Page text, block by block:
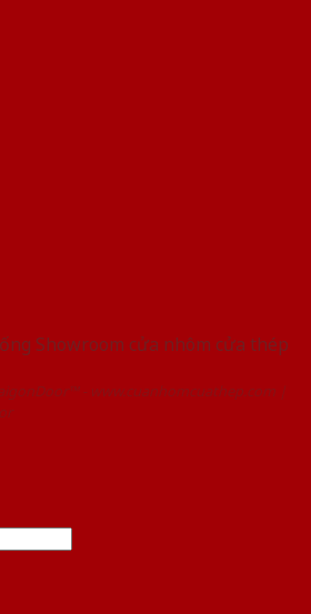
Showroom cửa nhôm cửa thép
- www.cuanhomcuathep.com |